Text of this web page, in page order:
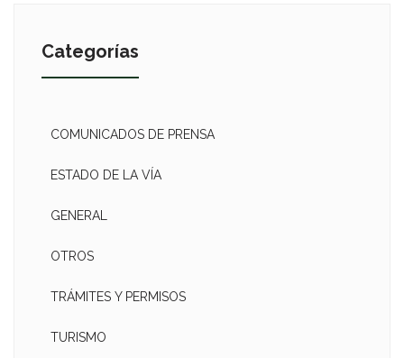
Categorías
COMUNICADOS DE PRENSA
ESTADO DE LA VÍA
GENERAL
OTROS
TRÁMITES Y PERMISOS
TURISMO